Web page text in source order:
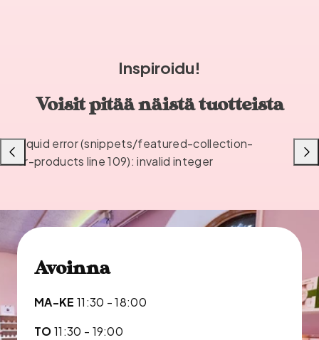
Inspiroidu!
Voisit pitää näistä tuotteista
Liquid error (snippets/featured-collection-
or-products line 109): invalid integer
Liu'uta
vasemmalle
Avoinna
MA-KE 11:30 - 18:00
TO11:30 - 19:00